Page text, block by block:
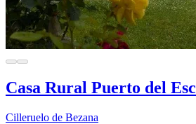
Casa Rural Puerto del
Cilleruelo de Bezana